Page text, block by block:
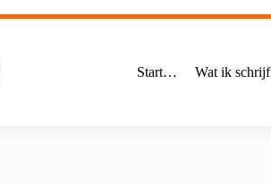
Start… Wat ik schrijf